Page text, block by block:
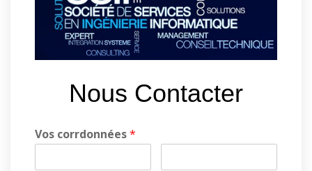
Nous Contacter
Vos corrdonnées*